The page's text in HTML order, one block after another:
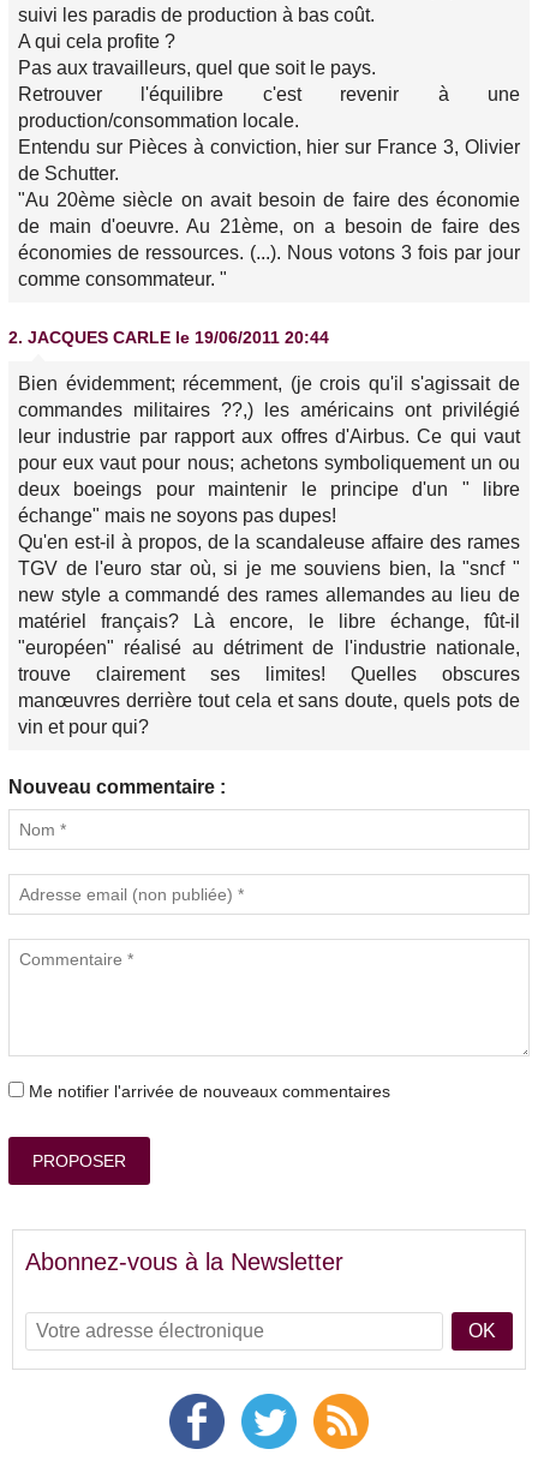
suivi les paradis de production à bas coût.
A qui cela profite ?
Pas aux travailleurs, quel que soit le pays.
Retrouver l'équilibre c'est revenir à une
production/consommation locale.
Entendu sur Pièces à conviction, hier sur France 3, Olivier
de Schutter.
"Au 20ème siècle on avait besoin de faire des économie
de main d'oeuvre. Au 21ème, on a besoin de faire des
économies de ressources. (...). Nous votons 3 fois par jour
comme consommateur. "
2. JACQUES CARLE le 19/06/2011 20:44
Bien évidemment; récemment, (je crois qu'il s'agissait de
commandes militaires ??,) les américains ont privilégié
leur industrie par rapport aux offres d'Airbus. Ce qui vaut
pour eux vaut pour nous; achetons symboliquement un ou
deux boeings pour maintenir le principe d'un " libre
échange" mais ne soyons pas dupes!
Qu'en est-il à propos, de la scandaleuse affaire des rames
TGV de l'euro star où, si je me souviens bien, la "sncf "
new style a commandé des rames allemandes au lieu de
matériel français? Là encore, le libre échange, fût-il
"européen" réalisé au détriment de l'industrie nationale,
trouve clairement ses limites! Quelles obscures
manœuvres derrière tout cela et sans doute, quels pots de
vin et pour qui?
Nouveau commentaire :
Me notifier l'arrivée de nouveaux commentaires
PROPOSER
Abonnez-vous à la Newsletter
OK